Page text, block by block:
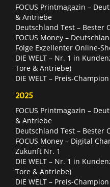
FOCUS Printmagazin –
& Antriebe
Deutschland Test – Bester
FOCUS Money –
Folge Exzellenter Online-
DIE WELT – Nr. 1 in
Tore & Antriebe)
DIE WELT – Preis-
2025
FOCUS Printmagazin –
& Antriebe
Deutschland Test – Bester
FOCUS Money – Digital
Zukunft Nr. 1
DIE WELT – Nr. 1 in
Tore & Antriebe)
DIE WELT – Preis-